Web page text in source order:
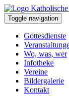
Toggle navigation
Gottesdienste
Wo, was, wer
Infotheke
Vereine
Bildergalerie
Kontakt